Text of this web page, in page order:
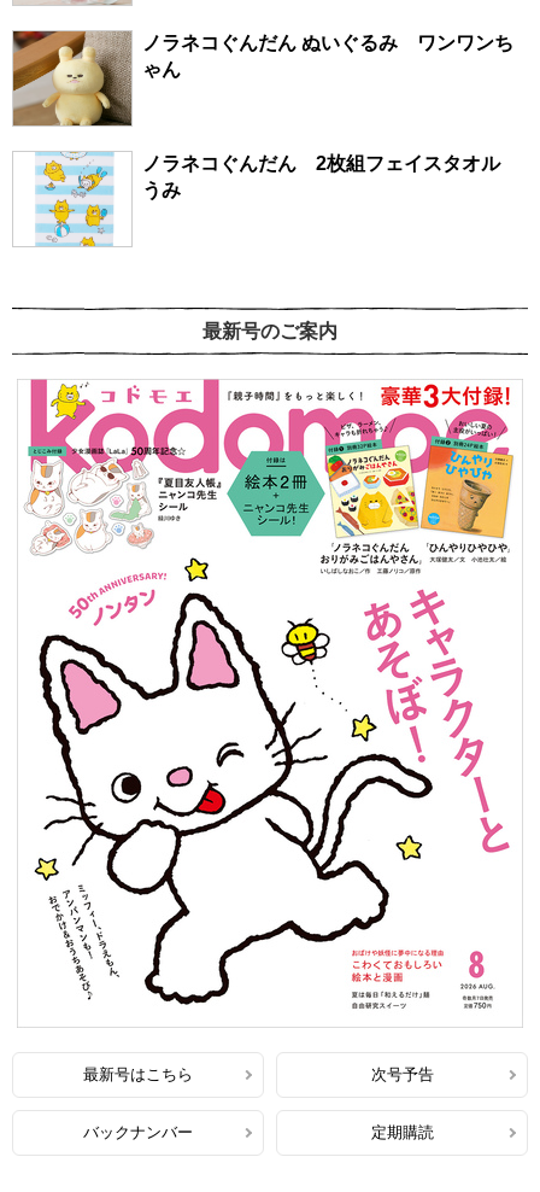
ノラネコぐんだん ぬいぐるみ ワンワンち
ゃん
ノラネコぐんだん 2枚組フェイスタオル
うみ
最新号のご案内
最新号はこちら 次号予告
バックナンバー 定期購読